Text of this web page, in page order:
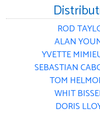
ROD
ALAN
YVETTE
SEBASTIAN
TOM
WHIT
DORIS